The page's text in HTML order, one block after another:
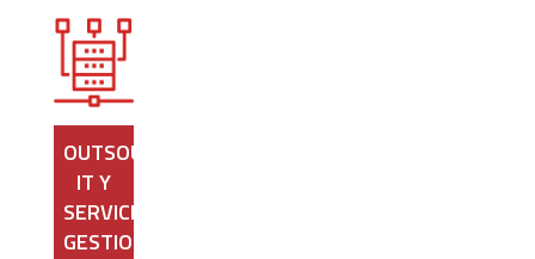
OUTSOURCING
IT Y
SERVICIOS
GESTIONADOS